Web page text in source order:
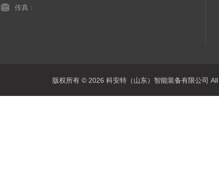
传真：
版权所有 © 2026 科安特（山东）智能装备有限公